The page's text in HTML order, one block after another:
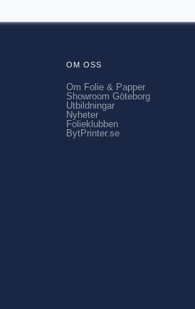
OM OSS
Om Folie & Papper
Showroom Göteborg
Utbildningar
Nyheter
Folieklubben
BytPrinter.se